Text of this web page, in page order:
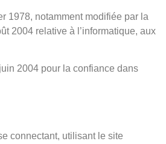
1978, notamment modifiée par la
2004 relative à l’informatique, aux
2004 pour la confiance dans
connectant, utilisant le site